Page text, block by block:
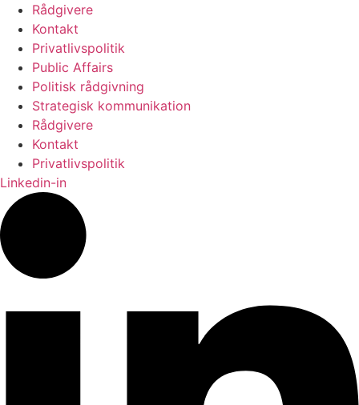
Rådgivere
Kontakt
Privatlivspolitik
Public Affairs
Politisk rådgivning
Strategisk kommunikation
Rådgivere
Kontakt
Privatlivspolitik
Linkedin-in